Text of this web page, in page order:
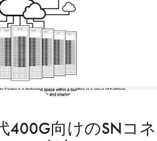
400G向けのSNコネ